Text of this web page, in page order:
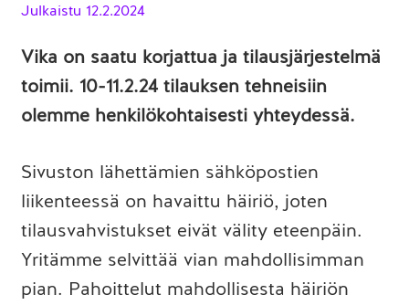
Julkaistu 12.2.2024
Vika on saatu korjattua ja tilausjärjestelmä
toimii. 10-11.2.24 tilauksen tehneisiin
olemme henkilökohtaisesti yhteydessä.
Sivuston lähettämien sähköpostien
liikenteessä on havaittu häiriö, joten
tilausvahvistukset eivät välity eteenpäin.
Yritämme selvittää vian mahdollisimman
pian. Pahoittelut mahdollisesta häiriön